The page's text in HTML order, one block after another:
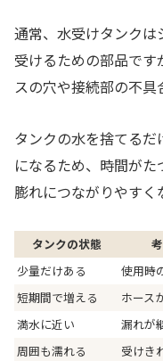
通常、水受けタンクは
受けるための部品で
スの穴や接続部の不具
タンクの水を捨てる
になるため、時間が
膨れにつながりやすく
タンクの状態
少量だけある
使用時
短期間で増える
ホース
満水に近い
漏れが
周囲も濡れる
受けき